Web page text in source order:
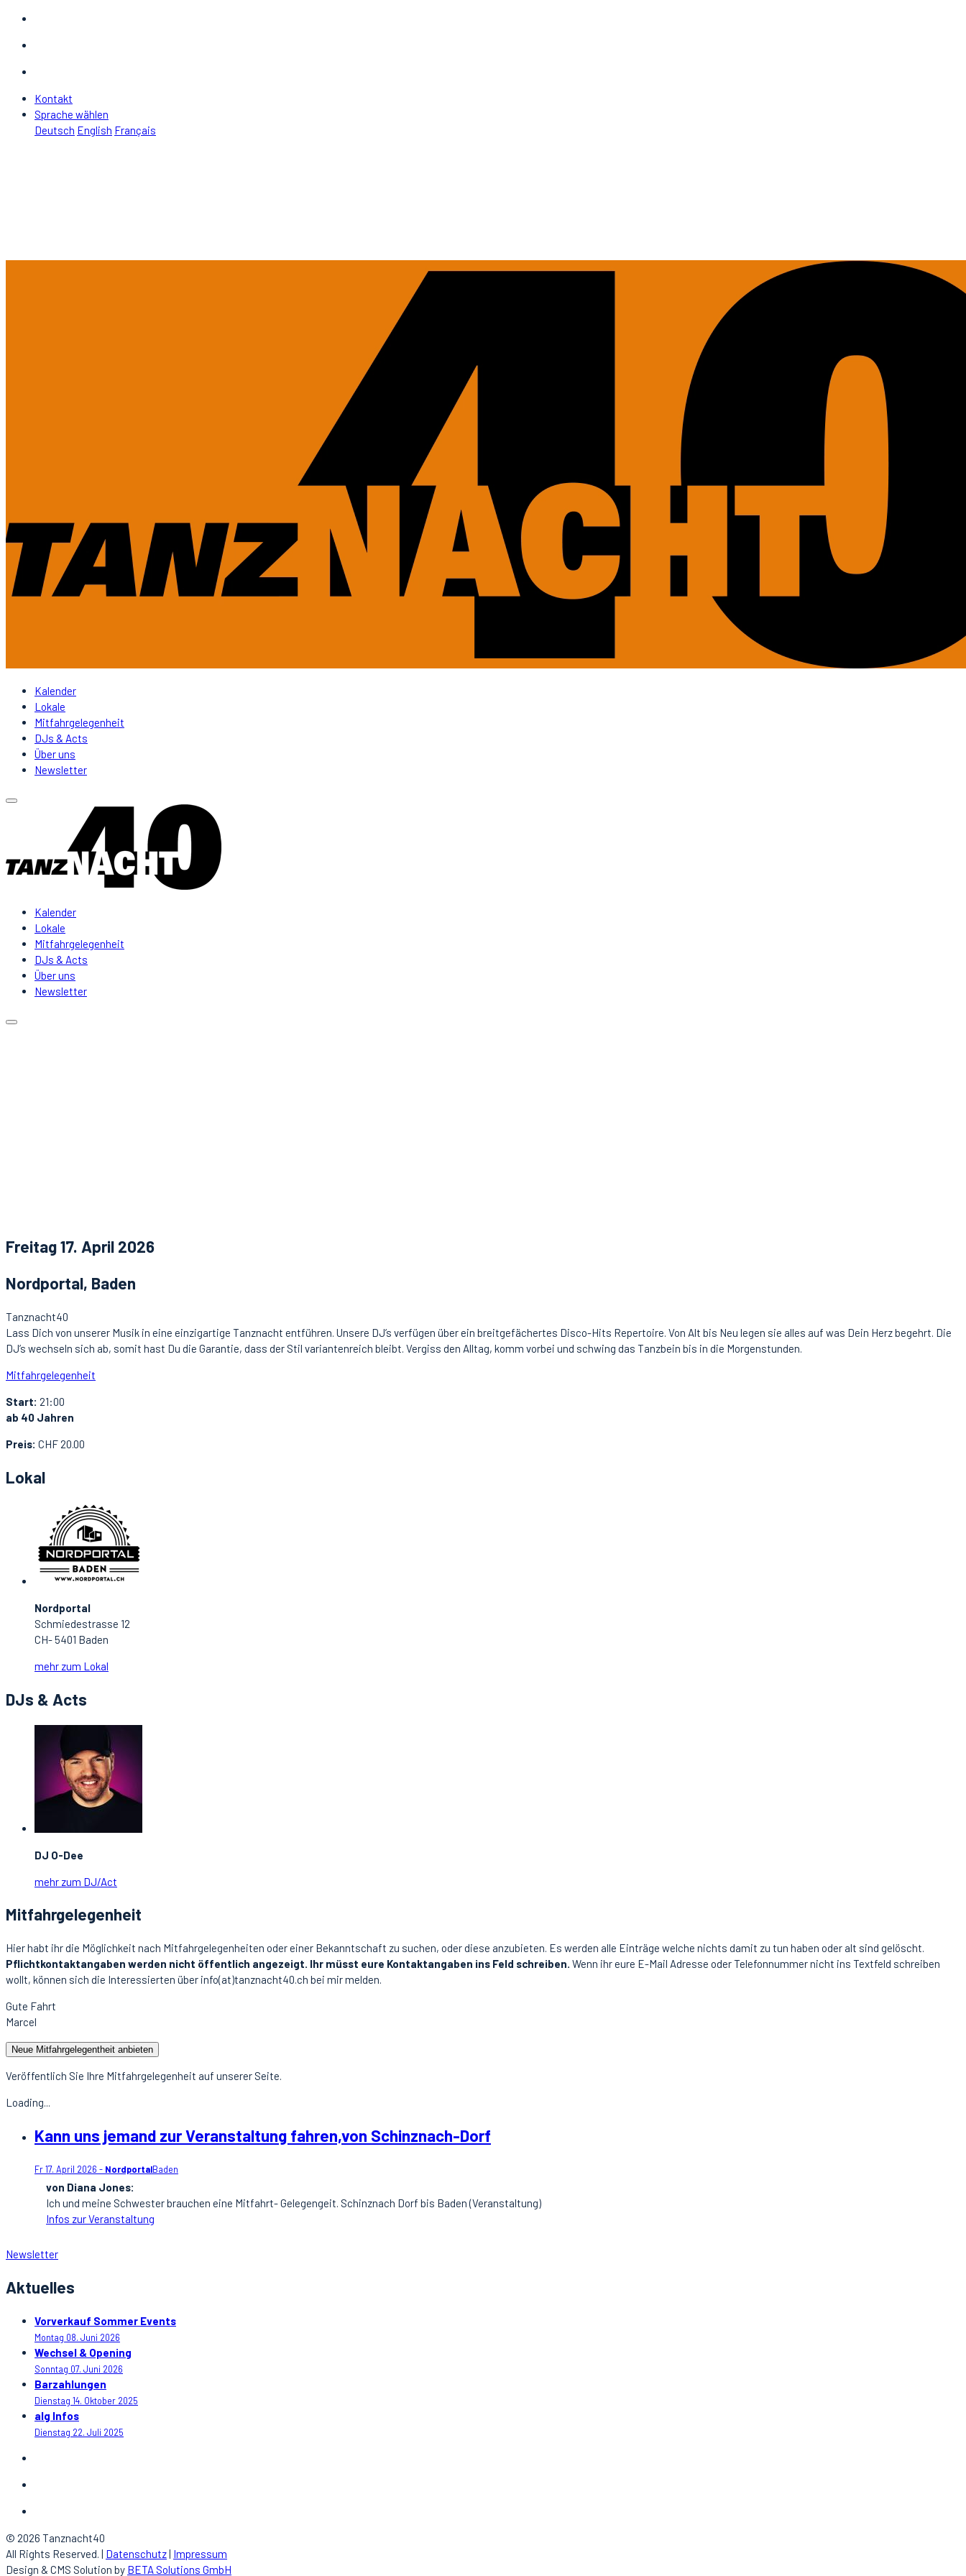
Kontakt
Sprache wählen
Deutsch English Français
Kalender
Lokale
Mitfahrgelegenheit
DJs & Acts
Über uns
Newsletter
Kalender
Lokale
Mitfahrgelegenheit
DJs & Acts
Über uns
Newsletter
Freitag 17. April 2026
Nordportal, Baden
Tanznacht40
Lass Dich von unserer Musik in eine einzigartige Tanznacht entführen. Unsere DJ’s verfügen über ein breitgefächertes Disco-Hits Repertoire. Von Alt bis Neu legen sie alles auf was Dein Herz begehrt. Die
DJ’s wechseln sich ab, somit hast Du die Garantie, dass der Stil variantenreich bleibt. Vergiss den Alltag, komm vorbei und schwing das Tanzbein bis in die Morgenstunden.
Mitfahrgelegenheit
Start: 21:00
ab 40 Jahren
Preis: CHF 20.00
Lokal
Nordportal
Schmiedestrasse 12
CH- 5401 Baden
mehr zum Lokal
DJs & Acts
DJ O-Dee
mehr zum DJ/Act
Mitfahrgelegenheit
Hier habt ihr die Möglichkeit nach Mitfahrgelegenheiten oder einer Bekanntschaft zu suchen, oder diese anzubieten. Es werden alle Einträge welche nichts damit zu tun haben oder alt sind gelöscht.
Pflichtkontaktangaben werden nicht öffentlich angezeigt. Ihr müsst eure Kontaktangaben ins Feld schreiben. Wenn ihr eure E-Mail Adresse oder Telefonnummer nicht ins Textfeld schreiben
wollt, können sich die Interessierten über info(at)tanznacht40.ch bei mir melden.
Gute Fahrt
Marcel
Neue Mitfahrgelegentheit anbieten
Veröffentlich Sie Ihre Mitfahrgelegenheit auf unserer Seite.
Loading...
Kann uns jemand zur Veranstaltung fahren,von Schinznach-Dorf
Fr 17. April 2026 - NordportalBaden
von Diana Jones:
Ich und meine Schwester brauchen eine Mitfahrt- Gelegengeit. Schinznach Dorf bis Baden (Veranstaltung)
Infos zur Veranstaltung
Newsletter
Aktuelles
Vorverkauf Sommer Events
Montag 08. Juni 2026
Wechsel & Opening
Sonntag 07. Juni 2026
Barzahlungen
Dienstag 14. Oktober 2025
alg Infos
Dienstag 22. Juli 2025
© 2026 Tanznacht40
All Rights Reserved. | Datenschutz| Impressum
Design & CMS Solution by BETA Solutions GmbH